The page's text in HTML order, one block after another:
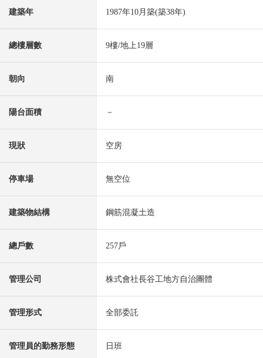
建築年 1987年10月築(築38年)
總樓層數 9樓/地上19層
朝向 南
陽台面積 －
現狀 空房
停車場 無空位
建築物結構 鋼筋混凝土造
總戶數 257戶
管理公司 株式會社長谷工地方自治團體
管理形式 全部委託
管理員的勤務形態 日班